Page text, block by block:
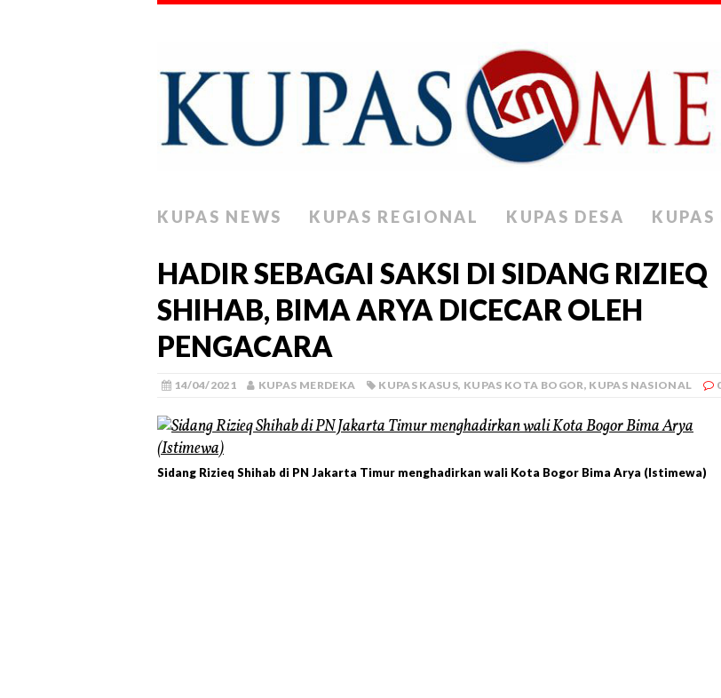
KUPAS NEWS KUPAS REGIONAL KUPAS DESA
HADIR SEBAGAI SAKSI DI SIDANG RIZIEQ
SHIHAB, BIMA ARYA DICECAR OLEH
PENGACARA
14/04/2021 KUPAS MERDEKA KUPAS KASUS, KUPAS KOTA BOGOR, KUPAS NASIONAL
Sidang Rizieq Shihab di PN Jakarta Timur menghadirkan wali Kota Bogor Bima Arya (Istimewa)